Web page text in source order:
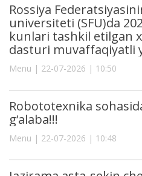
Rossiya
universiteti (SFU)da
kunlari tashkil etilgan
dasturi muvaffaqiyatli
Menu | 22-07-2026 | 10:50
Robototexnika
g‘alaba!!!
Menu | 22-07-2026 | 10:48